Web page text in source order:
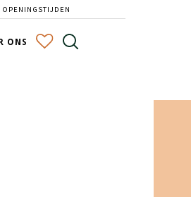
OPENINGSTIJDEN
ONS